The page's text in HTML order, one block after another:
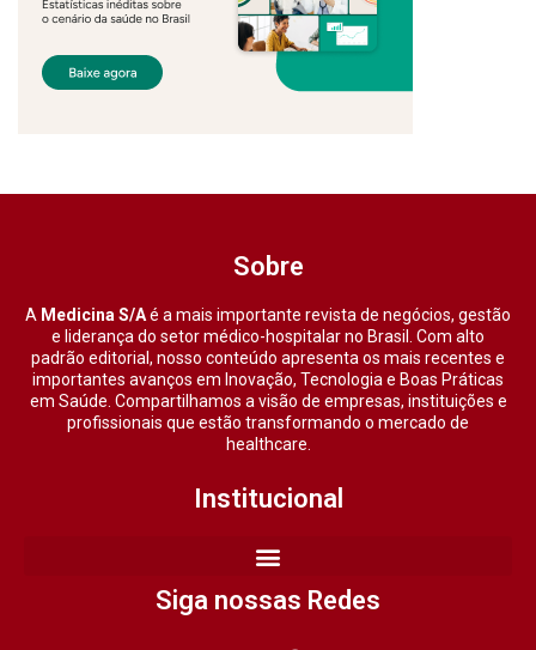
Sobre
A Medicina S/Aé a mais importante revista de negócios, gestão
e liderança do setor médico-hospitalar no Brasil. Com alto
padrão editorial, nosso conteúdo apresenta os mais recentes e
importantes avanços em Inovação, Tecnologia e Boas Práticas
em Saúde. Compartilhamos a visão de empresas, instituições e
profissionais que estão transformando o mercado de
healthcare.
Institucional
Siga nossas Redes